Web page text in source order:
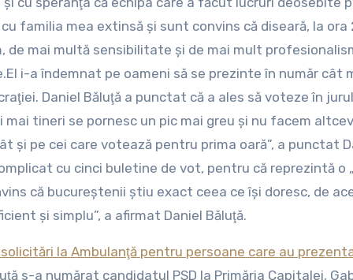
familia mea extinsă şi sunt convins că diseară, la ora
mai multă sensibilitate şi de mai mult
i-a îndemnat pe oameni să se prezinte în număr cât
Daniel Băluţă a punctat că a ales să voteze în
mai tineri se pornesc un pic mai greu şi nu facem
şi pe cei care votează pentru prima oară”, a punctat
cu cinci buletine de vot, pentru că reprezintă o
că bucureştenii ştiu exact ceea ce îşi doresc, de
şi simplu”, a afirmat Daniel Băluţă.
la Ambulanţă pentru persoane care au
s-a numărat candidatul PSD la Primăria Capitalei,